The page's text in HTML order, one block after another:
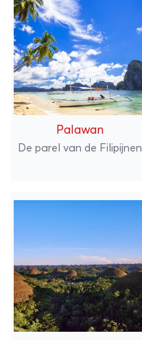
Palawan
De parel van de Filipijnen